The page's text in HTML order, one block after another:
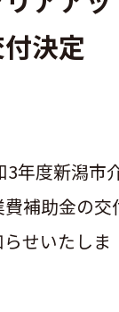
決定
3年度新潟市
補助金の交
せいたしま